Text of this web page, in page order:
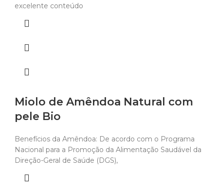
excelente conteúdo
Miolo de Amêndoa Natural com
pele Bio
Benefícios da Amêndoa: De acordo com o Programa
Nacional para a Promoção da Alimentação Saudável da
Direção-Geral de Saúde (DGS),